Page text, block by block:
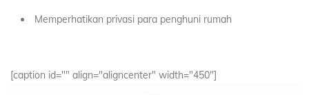
Memperhatikan privasi para penghuni rumah
[caption id="" align="aligncenter" width="450"]